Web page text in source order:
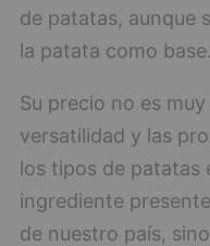
de patatas, aunque
la patata como base.
Su precio no es
versatilidad y las
los tipos de patatas
ingrediente
de nuestro país,